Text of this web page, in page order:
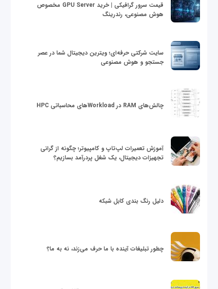
قیمت سرور گرافیکی | خرید GPU Server مخصوص
هوش مصنوعی، رندرینگ
سایت شرکتی حرفه‌ای؛ ویترین دیجیتال شما در عصر
جستجو و هوش مصنوعی
چالش‌های RAM در Workloadهای محاسباتی HPC
آموزش تعمیرات لپ‌تاپ و کامپیوتر؛ چگونه از گرانی
تجهیزات دیجیتال، یک شغل پردرآمد بسازیم؟
دلیل رنگ بندی کابل شبکه
چطور تبلیغات آینده با ما حرف می‌زند، نه به ما؟